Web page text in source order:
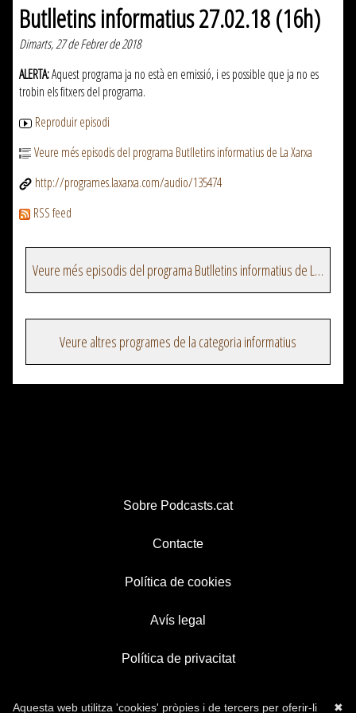
Butlletins informatius 27.02.18 (16h)
Dimarts, 27 de Febrer de 2018
ALERTA:Aquest programa ja no està en emissió, i es possible que ja no es
trobin els fitxers del programa.
Reproduir episodi
Veure més episodis del programa Butlletins informatius de La Xarxa
http://programes.laxarxa.com/audio/135474
RSS feed
Veure més episodis del programa Butlletins informatius de La Xarxa
Veure altres programes de la categoria informatius
Sobre Podcasts.cat
Contacte
Política de cookies
Avís legal
Política de privacitat
✖
Aquesta web utilitza 'cookies' pròpies i de tercers per oferir-li